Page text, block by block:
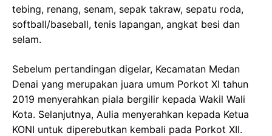
tebing, renang, senam, sepak takraw, sepatu roda,
softball/baseball, tenis lapangan, angkat besi dan
selam.
Sebelum pertandingan digelar, Kecamatan Medan
Denai yang merupakan juara umum Porkot XI tahun
2019 menyerahkan piala bergilir kepada Wakil Wali
Kota. Selanjutnya, Aulia menyerahkan kepada Ketua
KONI untuk diperebutkan kembali pada Porkot XII.